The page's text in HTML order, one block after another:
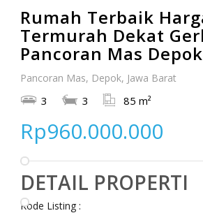
Rumah Terbaik
Termurah Dekat
Pancoran Mas Depok
Pancoran Mas, Depok, Jawa Barat
3 3 85 m²
Rp960.000.000
DETAIL PROPERTI
Kode Listing :